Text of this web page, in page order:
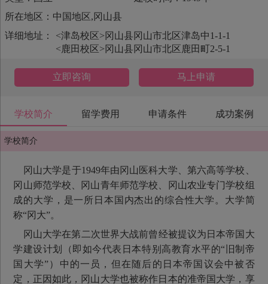
所在地区：中国地区,冈山县
详细地址：
<津岛校区>冈山县冈山市北区津岛中1-1-1
<鹿田校区>冈山县冈山市北区鹿田町2-5-1
立即咨询 马上申请
学校简介 留学费用 申请条件 成功案例
学校简介
冈山大学是于1949年由冈山医科大学、第六高等学校、
冈山师范学校、冈山青年师范学校、冈山农业专门学校组
成的大学，是一所日本国内杰出的综合性大学。大学简
称“冈大”。
冈山大学在第二次世界大战前曾经被提议为日本帝国大
学建设计划（即如今代表日本特别高教育水平的“旧制帝
国大学”）中的一员，但在随后的日本帝国议会中被否
定，正因如此，冈山大学也被称作日本的准帝国大学，享